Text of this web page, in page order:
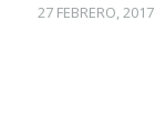
27 FEBRERO, 2017